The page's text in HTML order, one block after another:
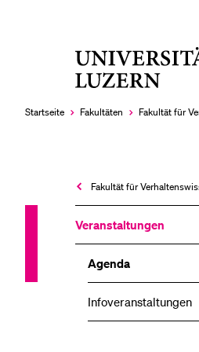
Startseite Fakultäten Fakultät für
Fakultät für
Veranstaltungen
Agenda
Infoveranstaltungen
LETZTE SUCHEN